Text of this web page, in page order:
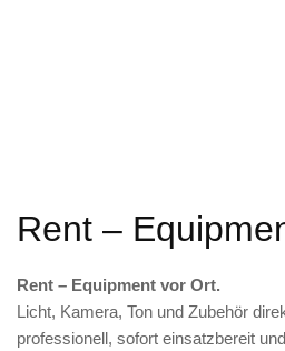
Rent –
Rent – Equipment vor Ort.
Licht, Kamera, Ton und Zubehör
professionell, sofort einsatzbereit